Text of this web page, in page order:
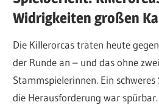
Widrigkeiten großen
Die Killerorcas traten heute
der Runde an – und das ohne
Stammspielerinnen. Ein
die Herausforderung war